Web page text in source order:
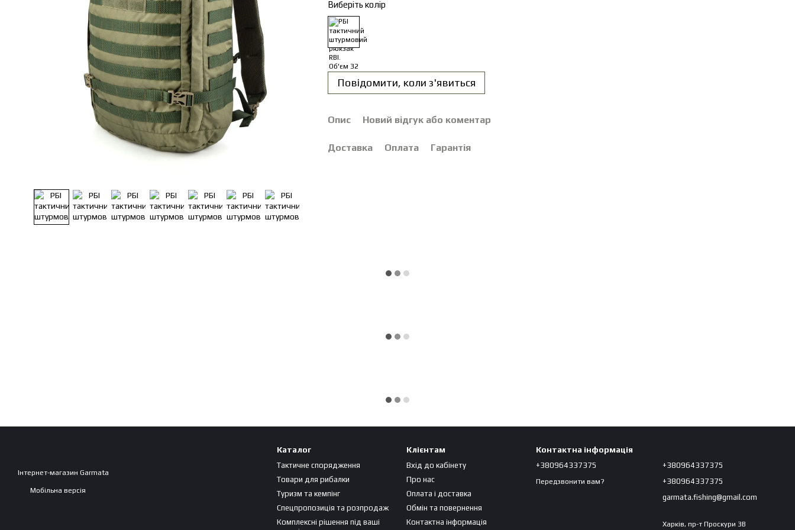
Виберіть колір
Повідомити, коли з'явиться
Опис Новий відгук або коментар
Доставка Оплата Гарантія
Інтернет-магазин Garmata
Мобільна версія
Каталог
Тактичне спорядження
Товари для рибалки
Туризм та кемпінг
Спецпропозиція та розпродаж
Комплексні рішення під ваші
Клієнтам
Вхід до кабінету
Про нас
Оплата і доставка
Обмін та повернення
Контактна інформація
Контактна інформація
+380964337375
Передзвонити вам?
+380964337375
+380964337375
garmata.fishing@gmail.com
Харків, пр-т Проскури 3В